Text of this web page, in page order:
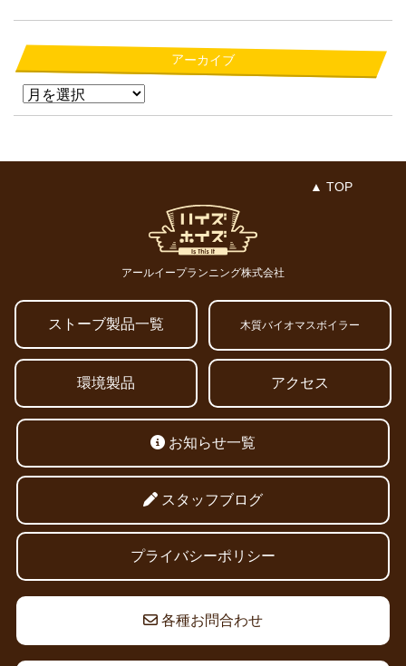
アーカイブ
▲ TOP
アールイープランニング株式会社
ストーブ製品一覧 木質バイオマスボイラー
環境製品 アクセス
お知らせ一覧
スタッフブログ
プライバシーポリシー
各種お問合わせ